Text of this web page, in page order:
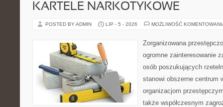
KARTELE NARKOTYKOWE
POSTED BY ADMIN LIP - 5 - 2026 MOŻLIWOŚĆ
Zorganizowana
ogromne zainteresowanie
osób poszukujących
stanowi obszerne centrum
organizacjom
także współczesnym